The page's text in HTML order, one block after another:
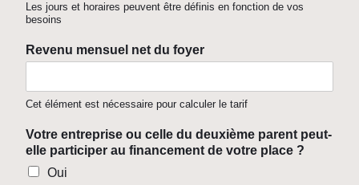
Les jours et horaires peuvent être définis en fonction de vos
besoins
Revenu mensuel net du foyer
Cet élément est nécessaire pour calculer le tarif
Votre entreprise ou celle du deuxième parent peut-
elle participer au financement de votre place ?
Oui